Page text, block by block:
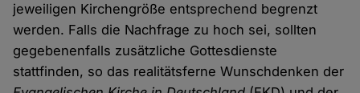
jeweiligen Kirchengröße entsprechend begrenzt
werden. Falls die Nachfrage zu hoch sei, sollten
gegebenenfalls zusätzliche Gottesdienste
stattfinden, so das realitätsferne Wunschdenken der